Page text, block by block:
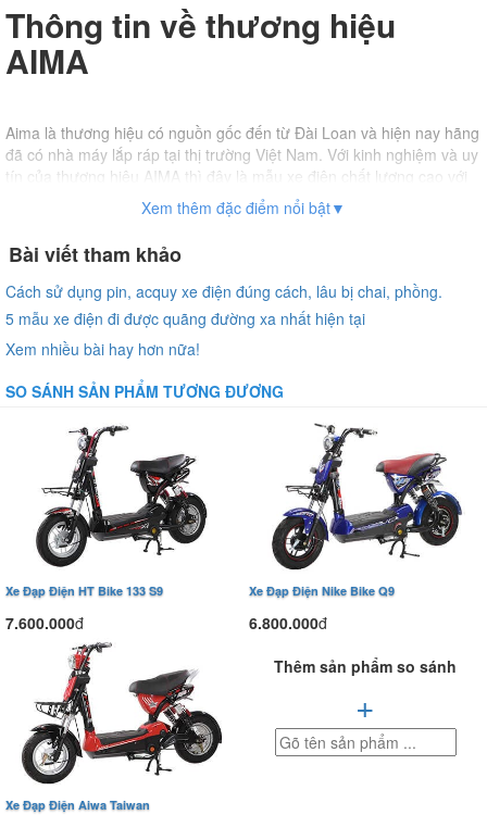
Thông tin về thương hiệu
AIMA
Aima là thương hiệu có nguồn gốc đến từ Đài Loan và hiện nay hãng
đã có nhà máy lắp ráp tại thị trường Việt Nam. Với kinh nghiệm và uy
tín của thương hiệu AIMA thì đây là mẫu xe điện chất lượng cao với
nhiều công nghệ mới, hiện đại. Mang đến cho khách hàng trải
nghiệm lái mượt mà, là mẫu xe thân thiện môi trường với hiệu năng
cao.
Trước đây các dòng xe điện Aima thường có giá thành cao do xe
nhập khẩu từ Đài Loan nhưng hiện nay các mẫu xe điện,
điện Aima hiện đều được lắp ráp tại nhà máy ở Việt Nam, tiết kiệm
tranh.
Xem thêm đặc điểm nổi bật▼
Bài viết tham khảo
Cách sử dụng pin, acquy xe điện đúng cách, lâu bị chai, phồng.
5 mẫu xe điện đi được quãng đường xa nhất hiện tại
Xem nhiều bài hay hơn nữa!
SO SÁNH SẢN PHẨM TƯƠNG ĐƯƠNG
Xe Đạp Điện HT Bike 133 S9
7.600.000đ
Xe Đạp Điện Nike Bike Q9
6.800.000đ
Xe Đạp Điện Aiwa Taiwan
Thêm sản phẩm so sánh
+